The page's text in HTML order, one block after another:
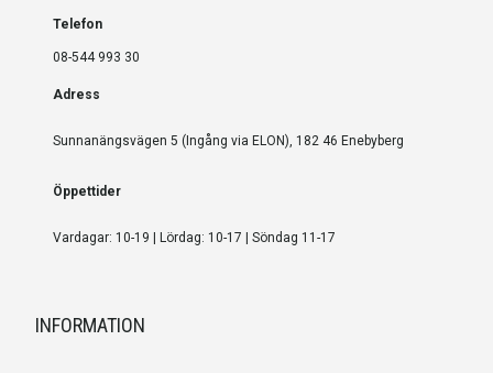
Telefon
08-544 993 30
Adress
Sunnanängsvägen 5 (Ingång via ELON), 182 46 Enebyberg
Öppettider
Vardagar: 10-19 | Lördag: 10-17 | Söndag 11-17
INFORMATION